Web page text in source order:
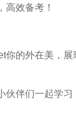
效备考！
的外在美，
伴们一起学